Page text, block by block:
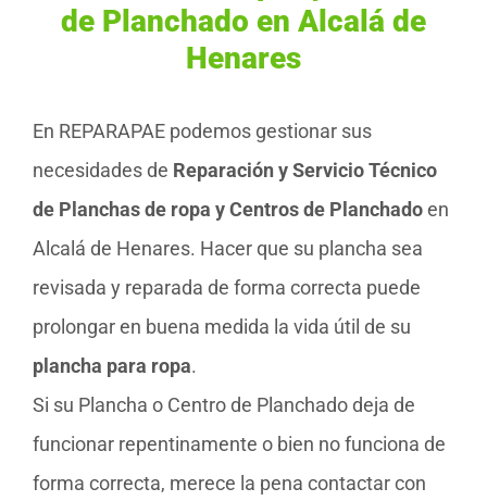
de Planchado en Alcalá de
Henares
En REPARAPAE podemos gestionar sus
necesidades de Reparación y Servicio Técnico
de Planchas de ropa y Centros de Planchadoen
Alcalá de Henares. Hacer que su plancha sea
revisada y reparada de forma correcta puede
prolongar en buena medida la vida útil de su
plancha para ropa.
Si su Plancha o Centro de Planchado deja de
funcionar repentinamente o bien no funciona de
forma correcta, merece la pena contactar con